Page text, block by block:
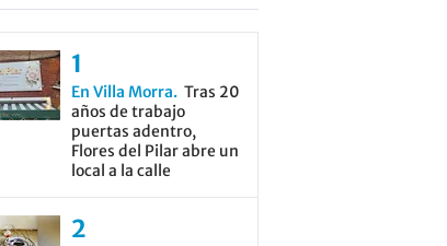
En Villa Morra
Tras 20
años de trabajo
puertas adentro,
Flores del Pilar abre un
local a la calle